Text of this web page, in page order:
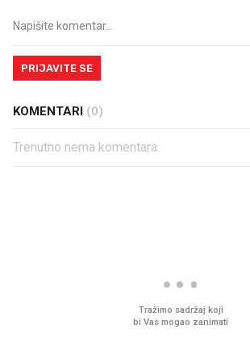
PRIJAVITE SE
KOMENTARI (0)
Trenutno nema komentara.